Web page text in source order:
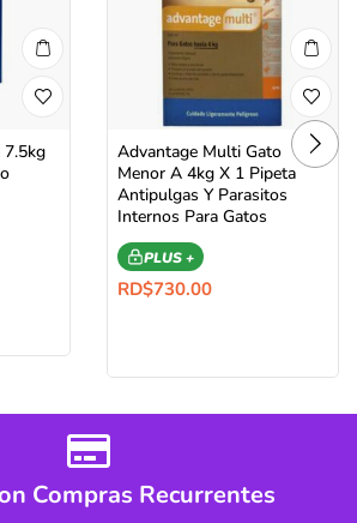
7.5kg
Advantage Multi Gato
Menor A 4kg X 1 Pipeta
Antipulgas Y Parasitos
Internos Para Gatos
PLUS +
RD$730.00
Compras Recurrentes